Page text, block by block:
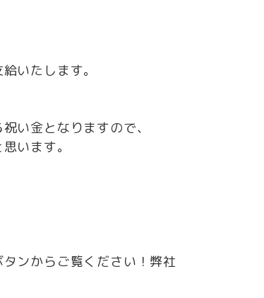
いたします。
い金となりますので、
います。
ンからご覧ください！弊社